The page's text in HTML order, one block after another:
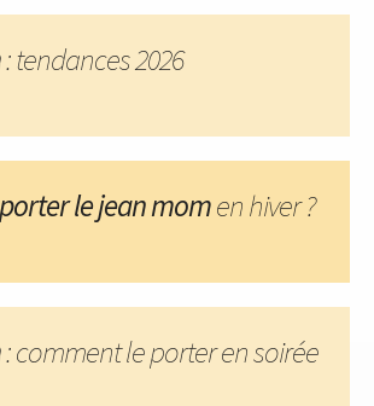
: tendances 2026
le jean momen hiver ?
: comment le porter en soirée